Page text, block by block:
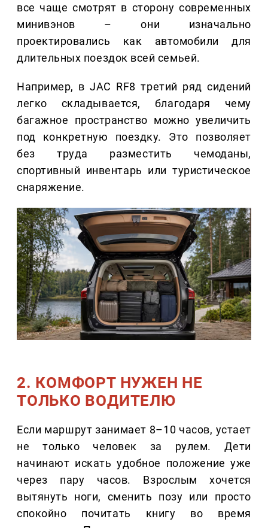
все чаще смотрят в сторону современных
минивэнов – они изначально
проектировались как автомобили для
длительных поездок всей семьей.
Например, в JAC RF8 третий ряд сидений
легко складывается, благодаря чему
багажное пространство можно увеличить
под конкретную поездку. Это позволяет
без труда разместить чемоданы,
спортивный инвентарь или туристическое
снаряжение.
2. КОМФОРТ НУЖЕН НЕ
ТОЛЬКО ВОДИТЕЛЮ
Если маршрут занимает 8–10 часов, устает
не только человек за рулем. Дети
начинают искать удобное положение уже
через пару часов. Взрослым хочется
вытянуть ноги, сменить позу или просто
спокойно почитать книгу во время